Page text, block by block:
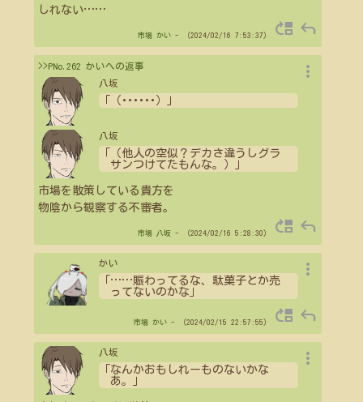
しれない……
市場 かい- （2024/02/16 7:53:37） move_up reply
>>PNo.262 かいへの返事
八坂
「（･･････）」
八坂
「（他人の空似？デカさ違うしグラ
サンつけてたもんな。）」
市場を散策している貴方を
物陰から観察する不審者。
more_vert
市場 八坂 - （2024/02/16 5:28:30） move_up reply
かい
……賑わってるな、駄菓子とか売
ってないのかな」
more_vert
市場 かい- （2024/02/15 22:57:55） move_up reply
八坂
「なんかおもしれーものないかな
あ。」
more_vert